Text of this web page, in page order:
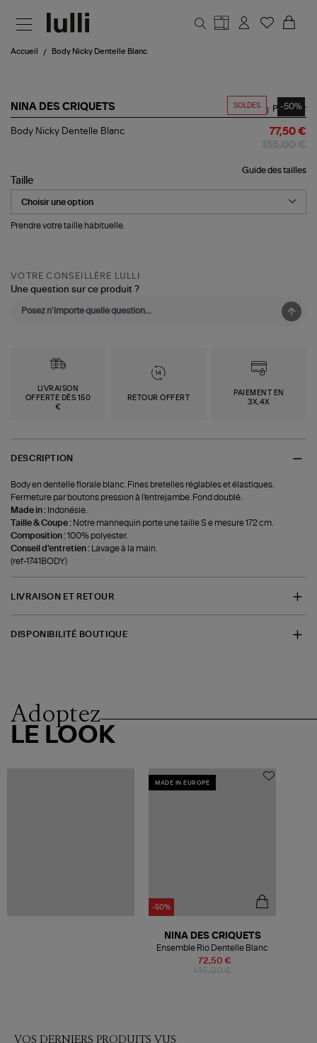
Accueil Body Nicky Dentelle Blanc
SOLDES -50%
NINA DES CRIQUETS
Body
Partager
Body Nicky Dentelle Blanc 77,50 €
Guide des tailles
Taille
Prendre votre taille habituelle.
VOTRE CONSEILLÈRE LULLI
Une question sur ce produit ?
LIVRAISON
OFFERTE DÈS 150
€
RETOUR OFFERT
PAIEMENT EN
3X,4X
DESCRIPTION
Body en dentelle florale blanc. Fines bretelles réglables et élastiques.
Fermeture par boutons pression à l'entrejambe. Fond doublé.
Made in : Indonésie.
Taille & Coupe : Notre mannequin porte une taille S e mesure 172 cm.
Composition :100% polyester.
Conseil d'entretien :
Lavage à la main.
(ref-1741BODY)
LIVRAISON ET RETOUR
DISPONIBILITÉ BOUTIQUE
Adoptez
LE LOOK
MADE IN EUROPE
-50%
72,50 €
NINA DES CRIQUETS
Ensemble Rio Dentelle Blanc
VOS DERNIERS PRODUITS VUS